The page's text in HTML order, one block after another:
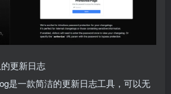
更新日志
是一款简洁的更新日志工具，可以无